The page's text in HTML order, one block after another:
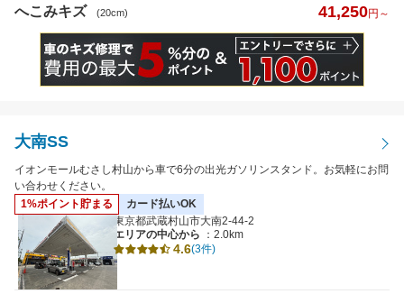
距離
特徴から探す
詳細
クレジットカード払いOK
代車あり
日曜営業
へこみキズ (20cm) 41,250円～
大南SS
イオンモールむさし村山から車で6分の出光ガソリンスタンド。お気軽にお問
い合わせください。
1%ポイント貯まる
カード払いOK
東京都武蔵村山市大南2-44-2
エリアの中心から
：2.0km
4.6(3件)